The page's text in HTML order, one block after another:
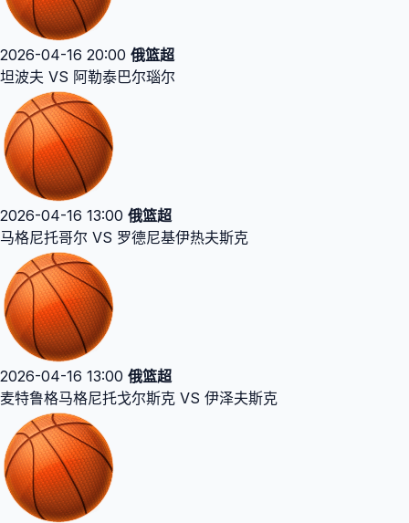
2026-04-16 20:00 俄篮超
坦波夫 VS 阿勒泰巴尔瑙尔
2026-04-16 13:00 俄篮超
马格尼托哥尔 VS 罗德尼基伊热夫斯克
2026-04-16 13:00 俄篮超
麦特鲁格马格尼托戈尔斯克 VS 伊泽夫斯克